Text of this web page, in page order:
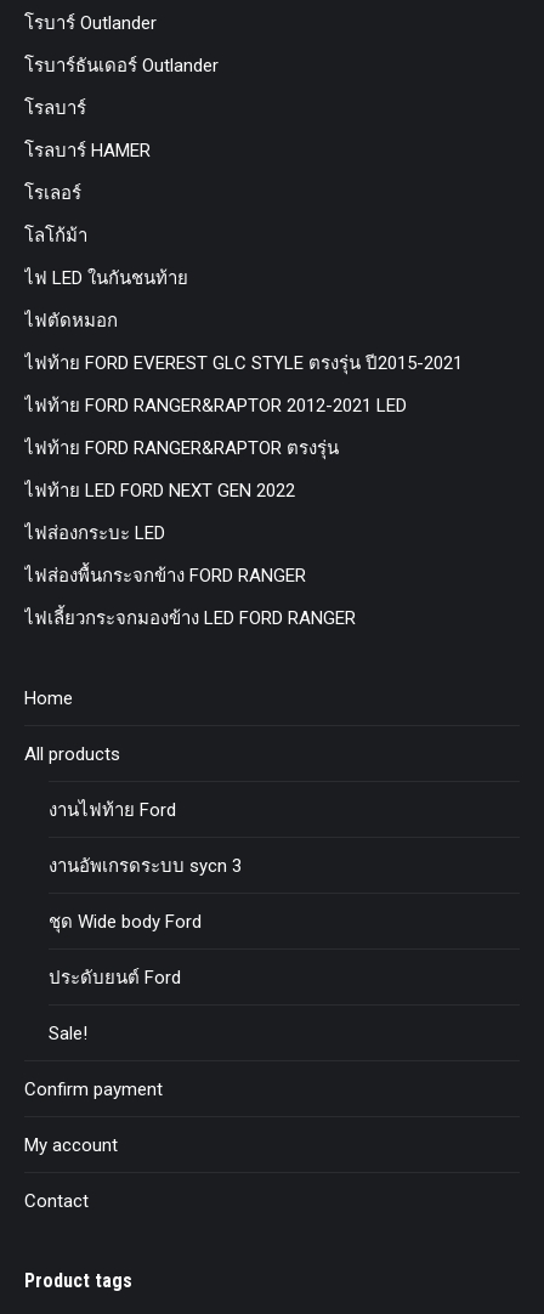
โรบาร์ Outlander
โรบาร์ธันเดอร์ Outlander
โรลบาร์
โรลบาร์ HAMER
โรเลอร์
โลโก้ม้า
ไฟ LED ในกันชนท้าย
ไฟตัดหมอก
ไฟท้าย FORD EVEREST GLC STYLE ตรงรุ่น ปี2015-2021
ไฟท้าย FORD RANGER&RAPTOR 2012-2021 LED
ไฟท้าย FORD RANGER&RAPTOR ตรงรุ่น
ไฟท้าย LED FORD NEXT GEN 2022
ไฟส่องกระบะ LED
ไฟส่องพื้นกระจกข้าง FORD RANGER
ไฟเลี้ยวกระจกมองข้าง LED FORD RANGER
Home
All products
งานไฟท้าย Ford
งานอัพเกรดระบบ sycn 3
ชุด Wide body Ford
ประดับยนต์ Ford
Sale!
Confirm payment
My account
Contact
Product tags